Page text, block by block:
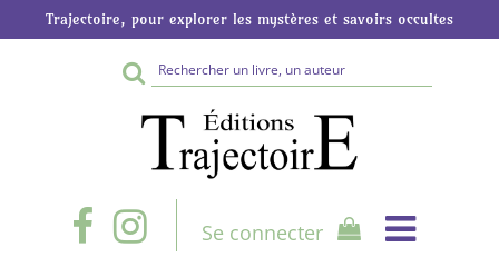
Trajectoire, pour explorer les mystères et savoirs occultes
Rechercher
sur
le
site
Se connecter